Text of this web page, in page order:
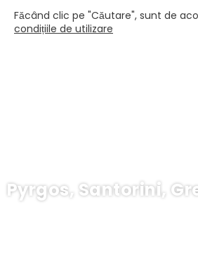
Pyrgos, Santorini,
Făcând clic pe "Căutare", sunt de
condițiile de utilizare